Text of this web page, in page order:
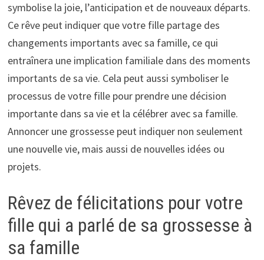
symbolise la joie, l’anticipation et de nouveaux départs.
Ce rêve peut indiquer que votre fille partage des
changements importants avec sa famille, ce qui
entraînera une implication familiale dans des moments
importants de sa vie. Cela peut aussi symboliser le
processus de votre fille pour prendre une décision
importante dans sa vie et la célébrer avec sa famille.
Annoncer une grossesse peut indiquer non seulement
une nouvelle vie, mais aussi de nouvelles idées ou
projets.
Rêvez de félicitations pour votre
fille qui a parlé de sa grossesse à
sa famille